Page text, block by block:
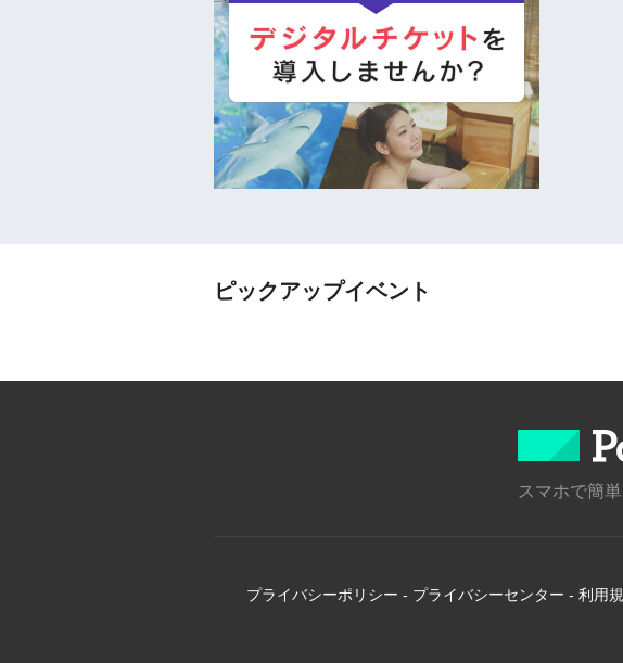
ピックアップイベント
スマホで簡
プライバシーポリシー - プライバシーセンター - 利用